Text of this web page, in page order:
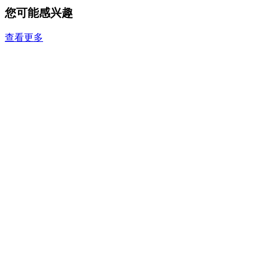
您可能感兴趣
查看更多